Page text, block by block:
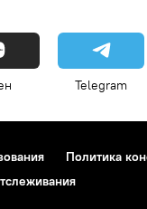
Telegram
Политика